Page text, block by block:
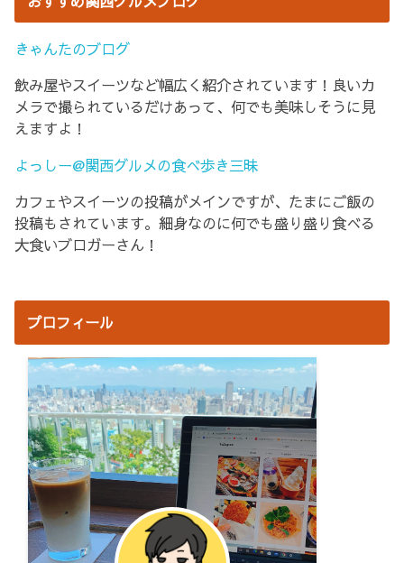
きゃんたのブログ
飲み屋やスイーツなど幅広く紹介されています！良いカ
メラで撮られているだけあって、何でも美味しそうに見
えますよ！
よっしー@関西グルメの食べ歩き三昧
カフェやスイーツの投稿がメインですが、たまにご飯の
投稿もされています。細身なのに何でも盛り盛り食べる
大食いブロガーさん！
プロフィール